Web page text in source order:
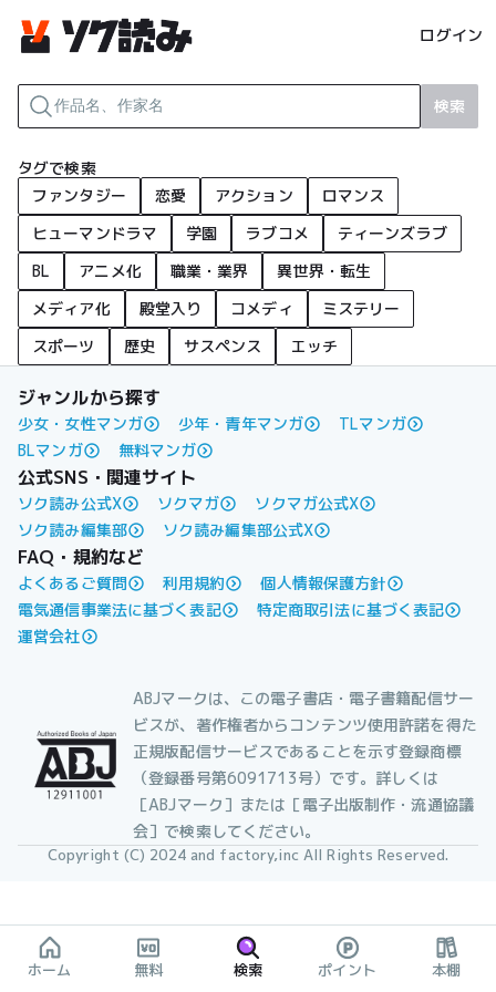
ログイン
検索
タグで検索
ファンタジー
恋愛 アクション
ロマンス
ヒューマンドラマ
学園 ラブコメ
ティーンズラブ
BL
アニメ化 職業・業界
異世界・転生
メディア化
殿堂入り コメディ
ミステリー
スポーツ
歴史 サスペンス エッチ
ジャンルから探す
少女・女性マンガ 少年・青年マンガ
TLマンガ
BLマンガ
無料マンガ
公式SNS・関連サイト
ソク読み公式X ソクマガ
ソクマガ公式X
ソク読み編集部
ソク読み編集部公式X
FAQ・規約など
よくあるご質問 利用規約
個人情報保護方針
電気通信事業法に基づく表記
特定商取引法に基づく表記
運営会社
ABJマークは、この電子書店・電子書籍配信サー
ビスが、著作権者からコンテンツ使用許諾を得た
正規版配信サービスであることを示す登録商標
（登録番号第6091713号）です。詳しくは
［ABJマーク］または［電子出版制作・流通協議
会］で検索してください。
Copyright (C) 2024 and factory,inc All Rights Reserved.
ホーム 無料 検索 ポイント 本棚